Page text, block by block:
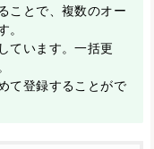
ことで、複数のオー
。
ています。一括更
て登録することがで